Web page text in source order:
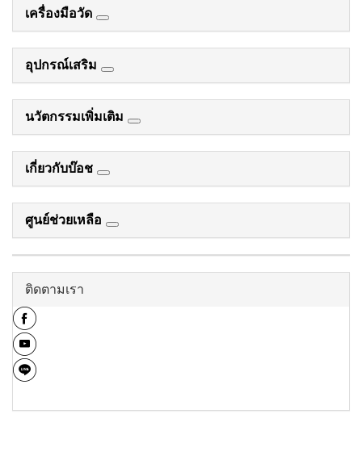
เครื่องมือวัด
อุปกรณ์เสริม
นวัตกรรมเพิ่มเติม
เกี่ยวกับบ๊อช
ศูนย์ช่วยเหลือ
ติดตามเรา